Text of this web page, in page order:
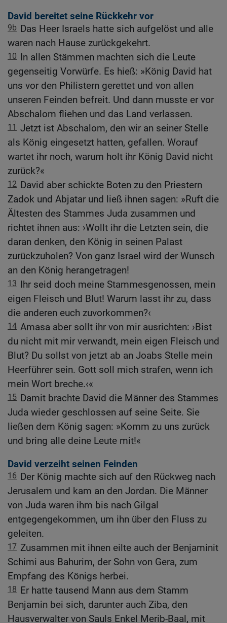
David bereitet seine Rückkehr vor
9b Das Heer Israels hatte sich aufgelöst und alle
waren nach Hause zurückgekehrt.
10 In allen Stämmen machten sich die Leute
gegenseitig Vorwürfe. Es hieß: »König David hat
uns vor den Philistern gerettet und von allen
unseren Feinden befreit. Und dann musste er vor
Abschalom fliehen und das Land verlassen.
11 Jetzt ist Abschalom, den wir an seiner Stelle
als König eingesetzt hatten, gefallen. Worauf
wartet ihr noch, warum holt ihr König David nicht
zurück?«
12 David aber schickte Boten zu den Priestern
Zadok und Abjatar und ließ ihnen sagen: »Ruft die
Ältesten des Stammes Juda zusammen und
richtet ihnen aus: ›Wollt ihr die Letzten sein, die
daran denken, den König in seinen Palast
zurückzuholen? Von ganz Israel wird der Wunsch
an den König herangetragen!
13 Ihr seid doch meine Stammesgenossen, mein
eigen Fleisch und Blut! Warum lasst ihr zu, dass
die anderen euch zuvorkommen?‹
14 Amasa aber sollt ihr von mir ausrichten: ›Bist
du nicht mit mir verwandt, mein eigen Fleisch und
Blut? Du sollst von jetzt ab an Joabs Stelle mein
Heerführer sein. Gott soll mich strafen, wenn ich
mein Wort breche.‹«
15 Damit brachte David die Männer des Stammes
Juda wieder geschlossen auf seine Seite. Sie
ließen dem König sagen: »Komm zu uns zurück
und bring alle deine Leute mit!«
David verzeiht seinen Feinden
16 Der König machte sich auf den Rückweg nach
Jerusalem und kam an den Jordan. Die Männer
von Juda waren ihm bis nach Gilgal
entgegengekommen, um ihn über den Fluss zu
geleiten.
17 Zusammen mit ihnen eilte auch der Benjaminit
Schimi aus Bahurim, der Sohn von Gera, zum
Empfang des Königs herbei.
18 Er hatte tausend Mann aus dem Stamm
Benjamin bei sich, darunter auch Ziba, den
Hausverwalter von Sauls Enkel Merib-Baal, mit